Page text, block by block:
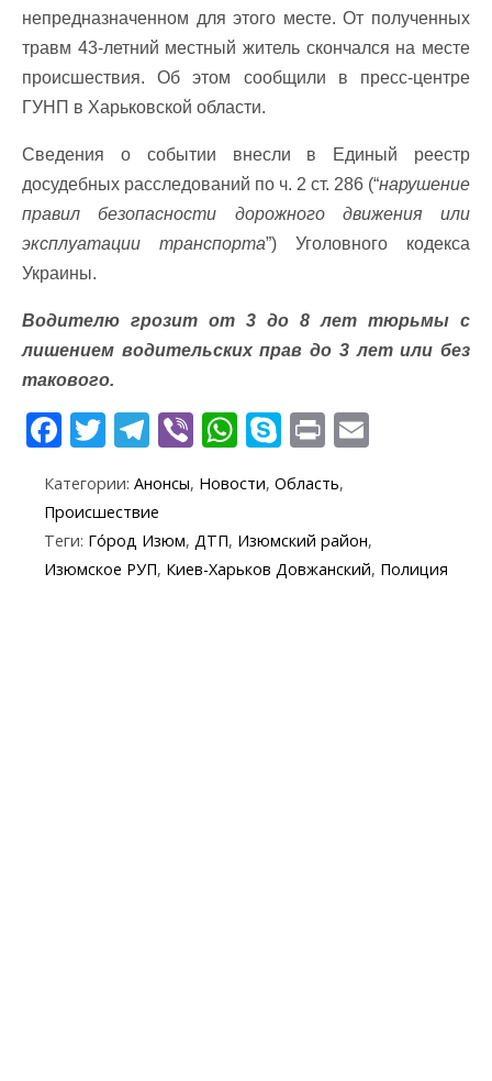
непредназначенном для этого месте. От полученных
травм 43-летний местный житель скончался на месте
происшествия. Об этом сообщили в пресс-центре
ГУНП в Харьковской области.
Сведения о событии внесли в Единый реестр
досудебных расследований по ч. 2 ст. 286 (“нарушение
правил безопасности дорожного движения или
эксплуатации транспорта”) Уголовного кодекса
Украины.
Водителю грозит от 3 до 8 лет тюрьмы с
лишением водительских прав до 3 лет или без
такового.
F
e
b
o
T
itt
er
T
e
gr
a
Vi
er
W
at
s
A
S
k
y
p
e
Pr
t
l
Категории: Анонсы, Новости, Область,
Происшествие
Теги: Го́род Изюм, ДТП, Изюмский район,
Изюмское РУП, Киев-Харьков Довжанский, Полиция